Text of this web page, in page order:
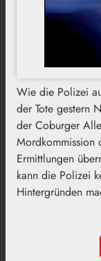
Wie die Polizei
der Tote gestern
der Coburger
Mordkommission
Ermittlungen
kann die Polizei
Hintergründen